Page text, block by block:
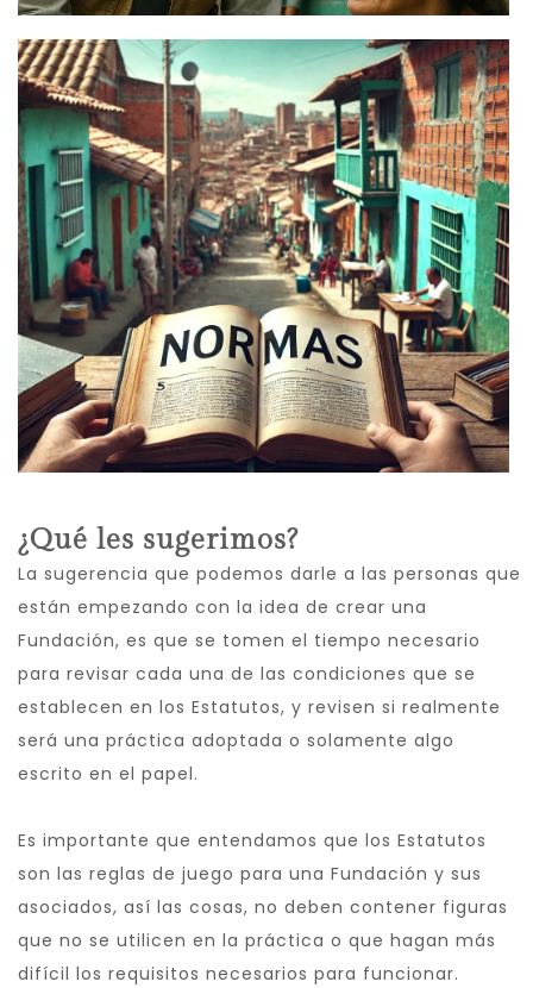
¿Qué les sugerimos?
La sugerencia que podemos darle a las personas que
están empezando con la idea de crear una
Fundación, es que se tomen el tiempo necesario
para revisar cada una de las condiciones que se
establecen en los Estatutos, y revisen si realmente
será una práctica adoptada o solamente algo
escrito en el papel.
Es importante que entendamos que los Estatutos
son las reglas de juego para una Fundación y sus
asociados, así las cosas, no deben contener figuras
que no se utilicen en la práctica o que hagan más
difícil los requisitos necesarios para funcionar.